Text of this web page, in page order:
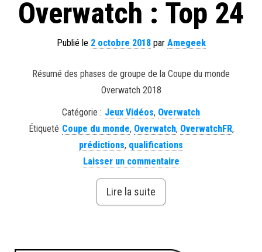
Overwatch : Top 24
Publié le 2 octobre 2018par Amegeek
Résumé des phases de groupe de la Coupe du monde
Overwatch 2018
Catégorie : Jeux Vidéos, Overwatch
Étiqueté Coupe du monde, Overwatch, OverwatchFR,
prédictions, qualifications
Laisser un commentaire
Lire la suite